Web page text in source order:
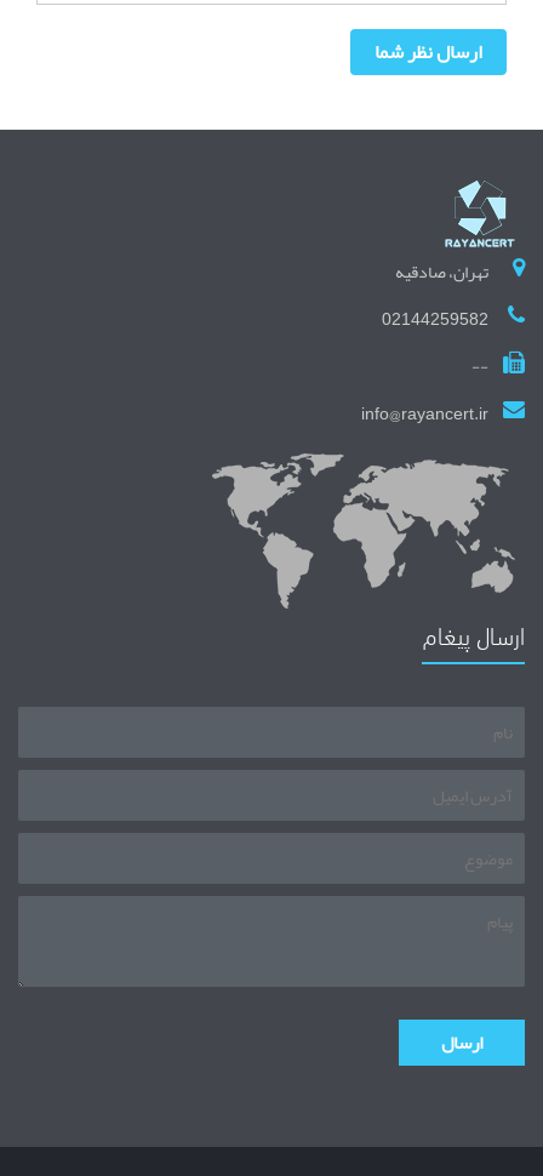
تهران، صادقیه
02144259582
--
info@rayancert.ir
ارسال پیغام